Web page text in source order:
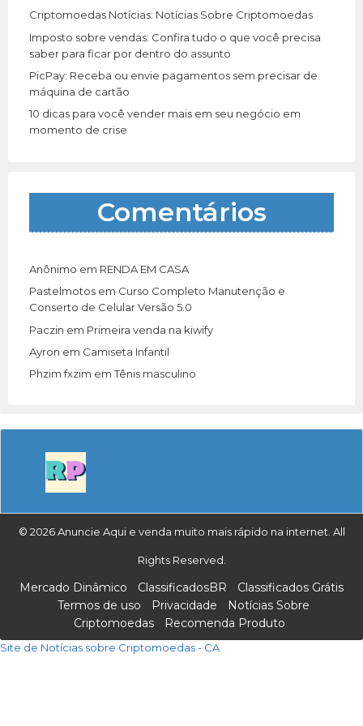
Criptomoedas Notícias: Notícias Sobre Criptomoedas
Imposto sobre vendas: Confira tudo o que você precisa
saber para ficar por dentro do assunto
PicPay: Receba ou envie pagamentos sem precisar de
máquina de cartão
10 dicas para você vender mais em seu negócio em
momento de crise
Comentários
Anônimo em RENDA EM CASA
Pastelmotos em Curso Completo Manutenção e
Conserto de Celular Versão 5.0
Paczin em Primeira venda na kiwify
Ayron em Camiseta Infantil
Phzim fxzim emTênis masculino
© 2026 Anuncie Aqui e venda muito mais rápido na internet. All
Rights Reserved.
Mercado Dinâmico ClassificadosBR
Classificados Grátis
Termos de uso
Privacidade
Notícias Sobre
Criptomoedas
Recomenda Produto
Site de Notícias sobre Criptomoedas - CA